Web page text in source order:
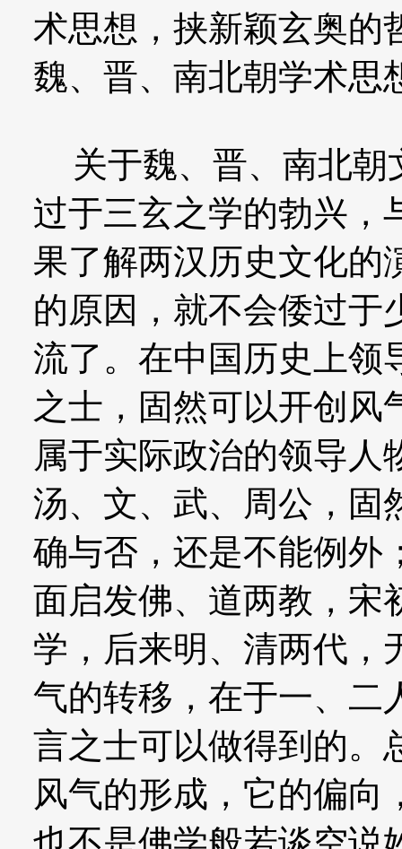
术思想，挟新颖玄奥的
魏、晋、南北朝学术思
关于魏、晋、南北朝
过于三玄之学的勃兴，
果了解两汉历史文化的
的原因，就不会倭过于
流了。在中国历史上领
之士，固然可以开创风
属于实际政治的领导人
汤、文、武、周公，固
确与否，还是不能例外
面启发佛、道两教，宋
学，后来明、清两代，
气的转移，在于一、二
言之士可以做得到的。
风气的形成，它的偏向